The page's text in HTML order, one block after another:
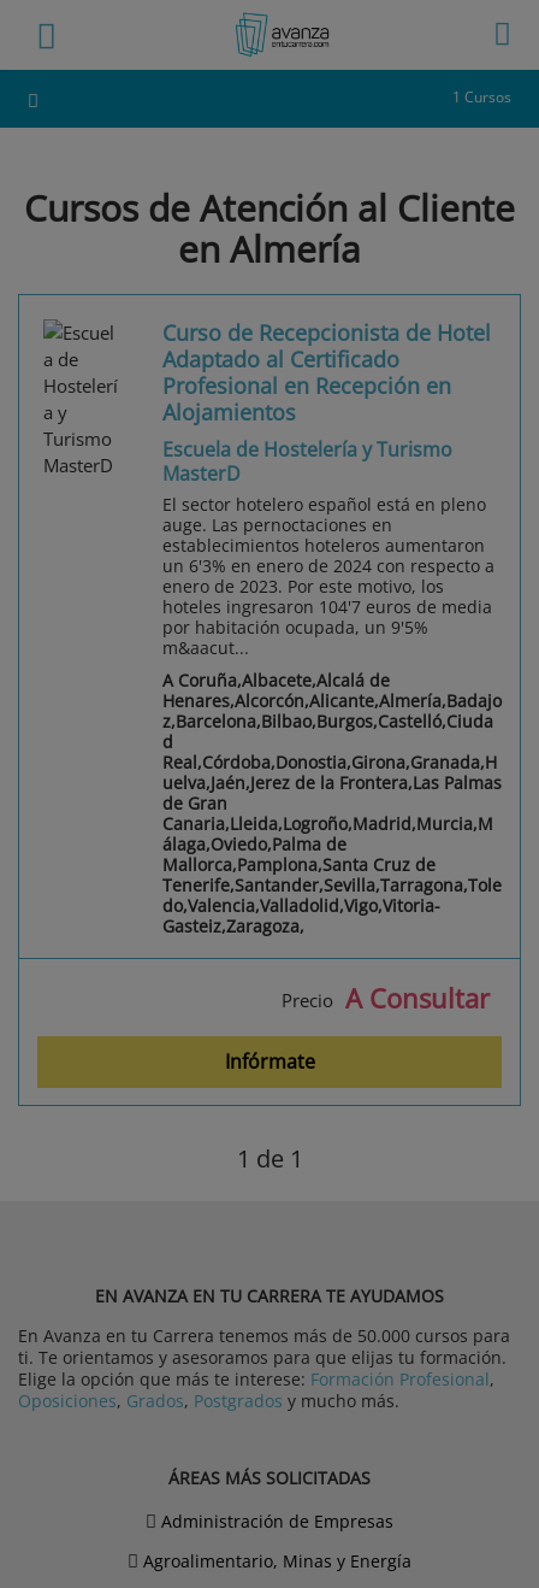
1 Cursos
Cursos de Atención al Cliente
en Almería
Curso de Recepcionista de Hotel
Adaptado al Certificado
Profesional en Recepción en
Alojamientos
Escuela de Hostelería y Turismo
MasterD
El sector hotelero español está en pleno
auge. Las pernoctaciones en
establecimientos hoteleros aumentaron
un 6'3% en enero de 2024 con respecto a
enero de 2023. Por este motivo, los
hoteles ingresaron 104'7 euros de media
por habitación ocupada, un 9'5%
m&aacut...
A Coruña,Albacete,Alcalá de
Henares,Alcorcón,Alicante,Almería,Badajo
z,Barcelona,Bilbao,Burgos,Castelló,Ciuda
d
Real,Córdoba,Donostia,Girona,Granada,H
uelva,Jaén,Jerez de la Frontera,Las Palmas
de Gran
Canaria,Lleida,Logroño,Madrid,Murcia,M
álaga,Oviedo,Palma de
Mallorca,Pamplona,Santa Cruz de
Tenerife,Santander,Sevilla,Tarragona,Tole
do,Valencia,Valladolid,Vigo,Vitoria-
Gasteiz,Zaragoza,
Precio A Consultar
Infórmate
1 de 1
EN AVANZA EN TU CARRERA TE AYUDAMOS
En Avanza en tu Carrera tenemos más de 50.000 cursos para
ti. Te orientamos y asesoramos para que elijas tu formación.
Elige la opción que más te interese: Formación Profesional,
Oposiciones, Grados, Postgrados y mucho más.
ÁREAS MÁS SOLICITADAS
Administración de Empresas
Agroalimentario, Minas y Energía